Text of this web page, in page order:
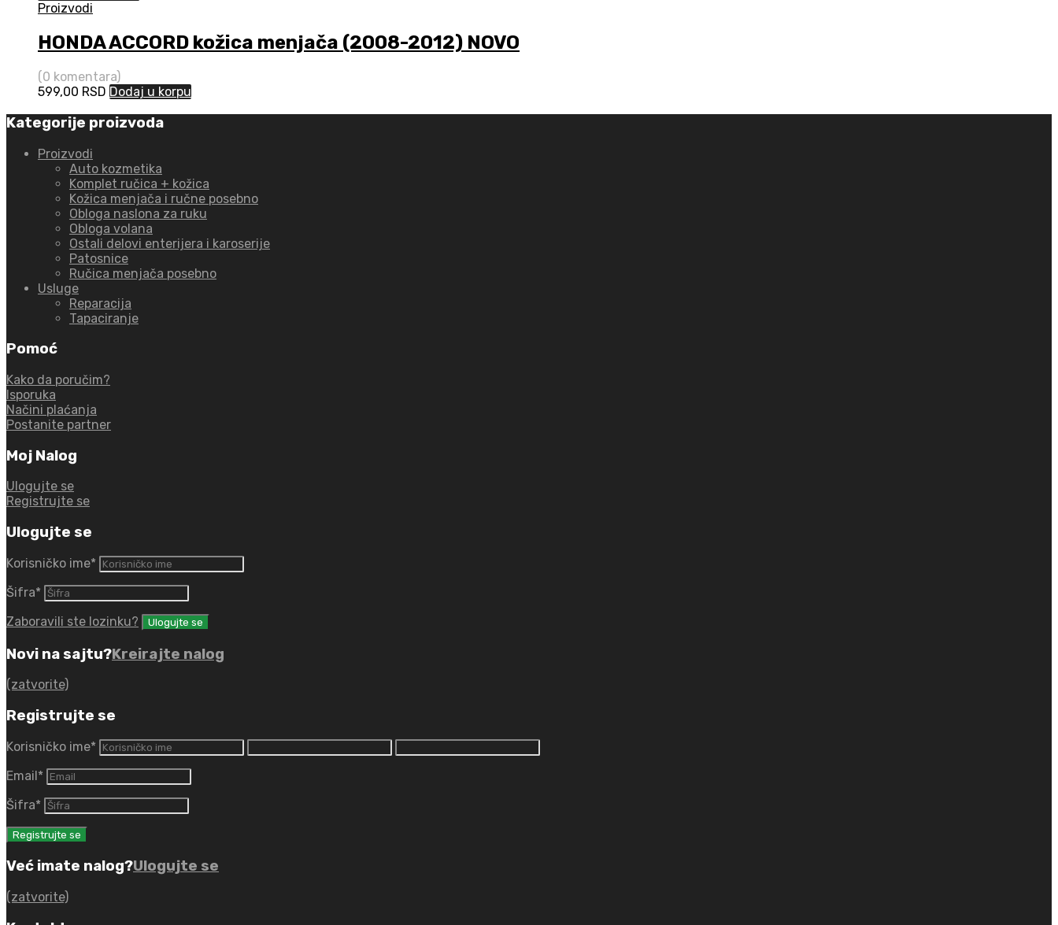
Proizvodi
HONDA ACCORD kožica menjača (2008-2012) NOVO
(0 komentara)
599,00 RSD Dodaj u korpu
Kategorije proizvoda
Proizvodi
Auto kozmetika
Komplet ručica + kožica
Kožica menjača i ručne posebno
Obloga naslona za ruku
Obloga volana
Ostali delovi enterijera i karoserije
Patosnice
Ručica menjača posebno
Usluge
Reparacija
Tapaciranje
Pomoć
Kako da poručim?
Isporuka
Načini plaćanja
Postanite partner
Moj Nalog
Ulogujte se
Registrujte se
Ulogujte se
Korisničko ime*
Šifra*
Zaboravili ste lozinku?
Novi na sajtu?Kreirajte nalog
(zatvorite)
Registrujte se
Korisničko ime*
Email*
Šifra*
Već imate nalog?Ulogujte se
(zatvorite)